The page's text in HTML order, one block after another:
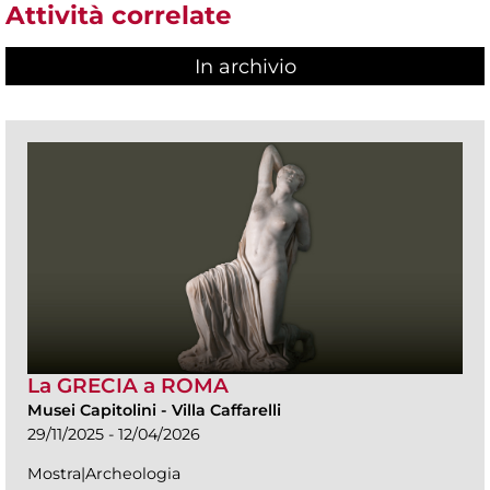
Attività correlate
In archivio
La GRECIA a ROMA
Musei Capitolini - Villa Caffarelli
29/11/2025 - 12/04/2026
Mostra|Archeologia